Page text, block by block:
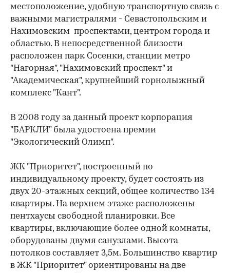
местоположение, удобную транспортную связь с
важными магистралями - Севастопольским и
Нахимовским проспектами, центром города и
областью. В непосредственной близости
расположен парк Сосенки, станции метро
"Нагорная", "Нахимовский проспект" и
"Академическая", крупнейший горнолыжный
комплекс "Кант".
В 2008 году за данный проект корпорация
"БАРКЛИ" была удостоена премии
"Экологический Олимп".
ЖК "Приоритет", построенный по
индивидуальному проекту, будет состоять из
двух 20-этажных секций, общее количество 134
квартиры. На верхнем этаже расположены
пентхаусы свободной планировки. Все
квартиры, включающие более одной комнаты,
оборудованы двумя санузлами. Высота
потолков составляет 3,5м. Большинство квартир
в ЖК "Приоритет" ориентированы на две